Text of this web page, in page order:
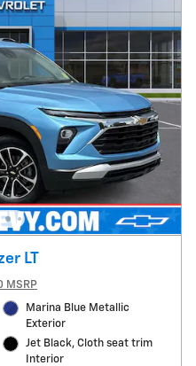
LT
MSRP
Marina Blue Metallic
Exterior
Jet Black, Cloth seat trim
Interior